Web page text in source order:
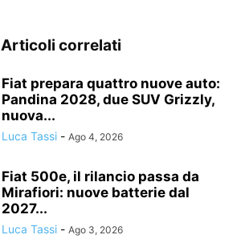
Articoli correlati
Fiat prepara quattro nuove auto:
Pandina 2028, due SUV Grizzly,
nuova...
Luca Tassi - Ago 4, 2026
Fiat 500e, il rilancio passa da
Mirafiori: nuove batterie dal
2027...
Luca Tassi - Ago 3, 2026